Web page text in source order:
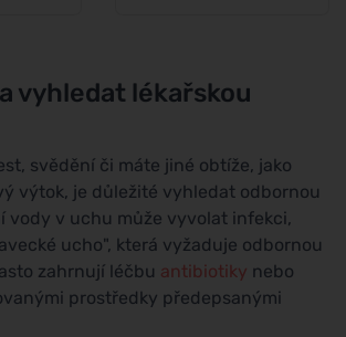
vyhledat lékařskou
svědění či máte jiné obtíže, jako
výtok, je důležité vyhledat odbornou
vody v uchu může vyvolat infekci,
ucho", která vyžaduje odbornou
zahrnují léčbu antibiotiky nebo
prostředky předepsanými